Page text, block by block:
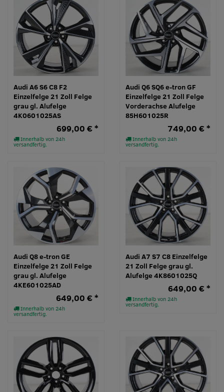
Audi A6 S6 C8 F2
Einzelfelge 21 Zoll Felge
grau gl. Alufelge
4K0601025AS
Innerhalb von 24h
versandfertig.
699,00 € *
Audi Q6 SQ6 e-tron GF
Einzelfelge 21 Zoll Felge
Vorderachse Alufelge
85H601025R
Innerhalb von 24h
versandfertig.
749,00 € *
Audi Q8 e-tron GE
Einzelfelge 21 Zoll Felge
grau gl. Alufelge
4KE601025AD
Innerhalb von 24h
versandfertig.
649,00 € *
Audi A7 S7 C8 Einzelfelge
21 Zoll Felge grau gl.
Alufelge 4K8601025Q
Innerhalb von 24h
versandfertig.
649,00 € *